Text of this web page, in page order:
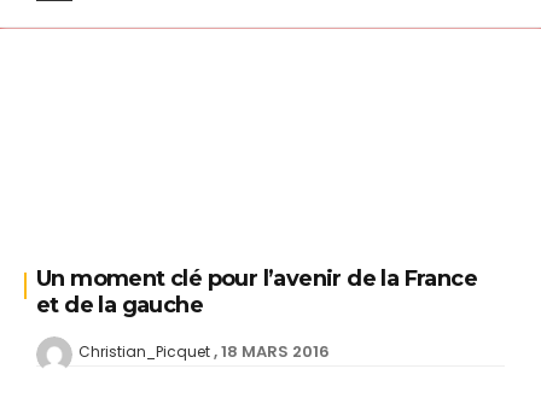
Un moment clé pour l’avenir de la France
et de la gauche
Christian_Picquet 18 MARS 2016